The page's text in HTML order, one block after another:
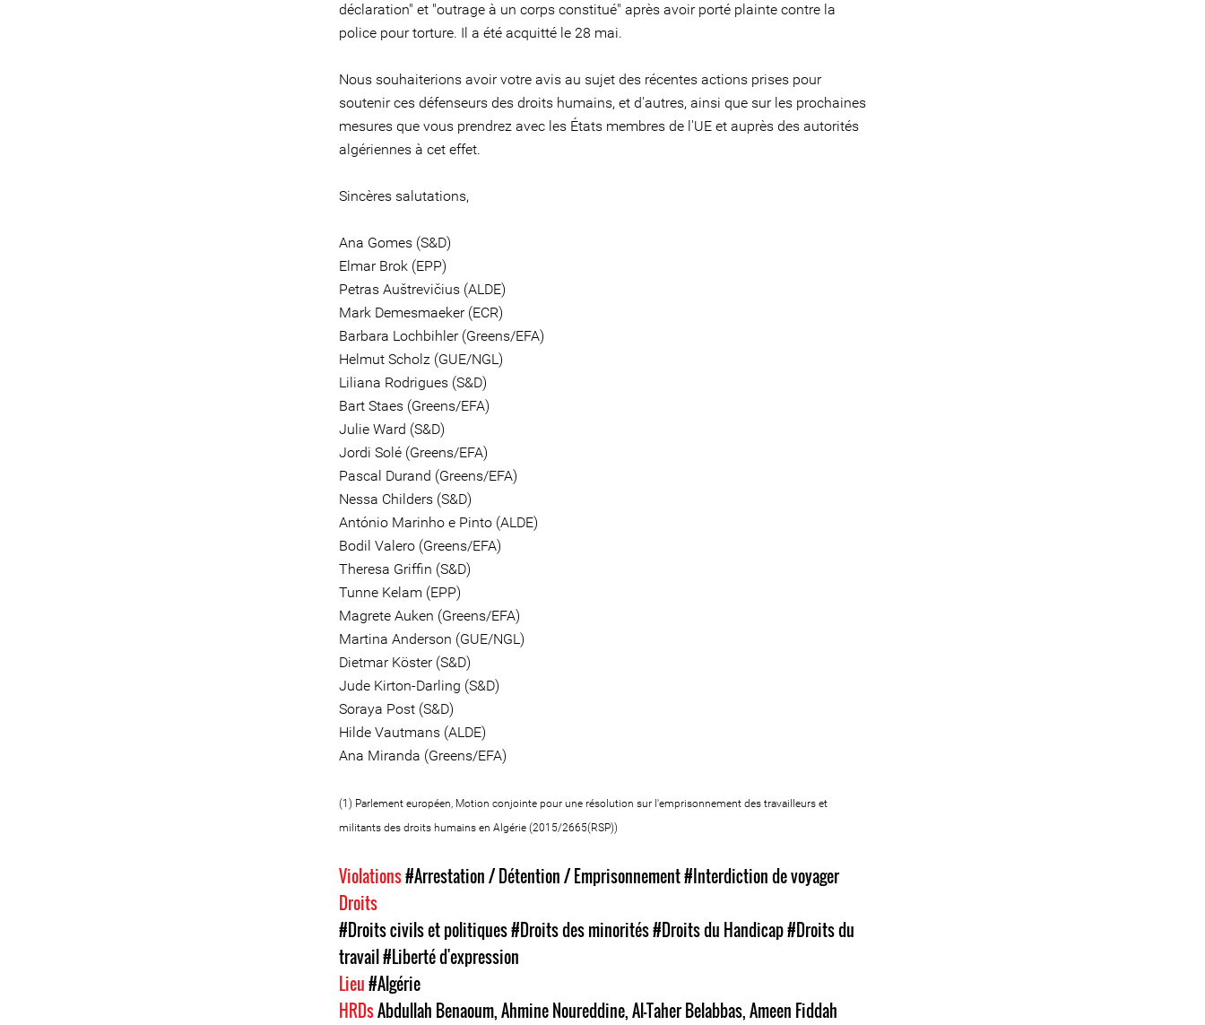
déclaration" et "outrage à un corps constitué" après avoir porté plainte contre la
police pour torture. Il a été acquitté le 28 mai.
Nous souhaiterions avoir votre avis au sujet des récentes actions prises pour
soutenir ces défenseurs des droits humains, et d'autres, ainsi que sur les prochaines
mesures que vous prendrez avec les États membres de l'UE et auprès des autorités
algériennes à cet effet.
Sincères salutations,
Ana Gomes (S&D)
Elmar Brok (EPP)
Petras Auštrevičius (ALDE)
Mark Demesmaeker (ECR)
Barbara Lochbihler (Greens/EFA)
Helmut Scholz (GUE/NGL)
Liliana Rodrigues (S&D)
Bart Staes (Greens/EFA)
Julie Ward (S&D)
Jordi Solé (Greens/EFA)
Pascal Durand (Greens/EFA)
Nessa Childers (S&D)
António Marinho e Pinto (ALDE)
Bodil Valero (Greens/EFA)
Theresa Griffin (S&D)
Tunne Kelam (EPP)
Magrete Auken (Greens/EFA)
Martina Anderson (GUE/NGL)
Dietmar Köster (S&D)
Jude Kirton-Darling (S&D)
Soraya Post (S&D)
Hilde Vautmans (ALDE)
Ana Miranda (Greens/EFA)
(1) Parlement européen, Motion conjointe pour une résolution sur l'emprisonnement des travailleurs et
militants des droits humains en Algérie (2015/2665(RSP))
Violations#Arrestation / Détention / Emprisonnement#Interdiction de voyager
Droits
#Droits civils et politiques#Droits des minorités#Droits du Handicap#Droits du
travail#Liberté d'expression
Lieu#Algérie
HRDsAbdullah Benaoum,Ahmine Noureddine,Al-Taher Belabbas,Ameen Fiddah